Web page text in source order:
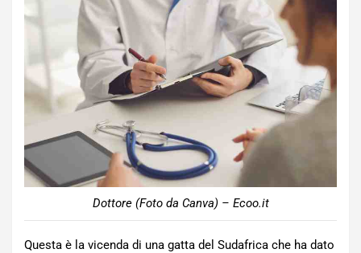
Dottore (Foto da Canva) – Ecoo.it
Questa è la vicenda di una gatta del Sudafrica che ha dato